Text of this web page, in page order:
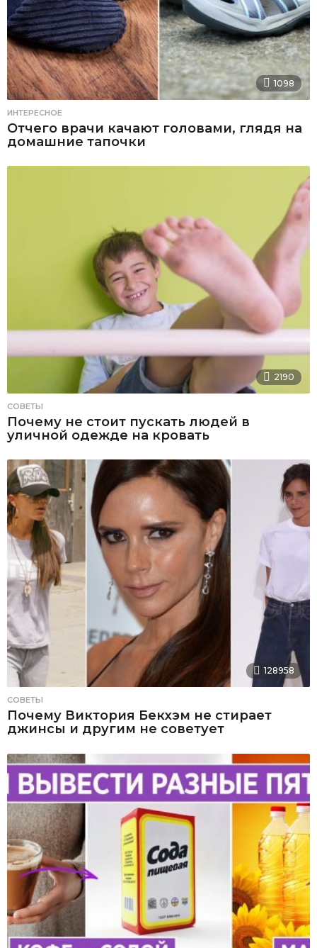
1098
ИНТЕРЕСНОЕ
Отчего врачи качают головами, глядя на
домашние тапочки
2190
СОВЕТЫ
Почему не стоит пускать людей в
уличной одежде на кровать
128958
СОВЕТЫ
Почему Виктория Бекхэм не стирает
джинсы и другим не советует